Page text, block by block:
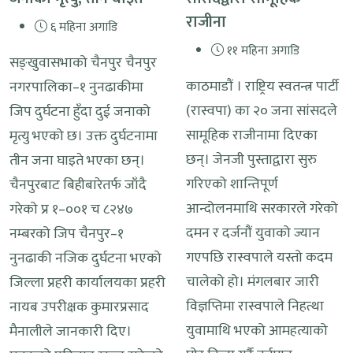
६ महिना अगाडि
सङ्खुवासभाको चैनपुर चैनपुर
नगरपालिका–१ नुनढाकीमा
जिप दुर्घटना हुँदा दुई जनाको
मृत्यु भएको छ। उक्त दुर्घटनामा
तीन जना घाइते भएका छन्।
चैनपुरबाट बिहीबारेतर्फ जाँदै
गरेको प्र १–००१ च ८२४७
नम्बरको जिप चैनपुर–१
नुनढाकी नजिक दुर्घटना भएको
जिल्ला प्रहरी कार्यालयका प्रहरी
नायब उपरीक्षक कुमारप्रसाद
मैनालीले जानकारी दिए।
राजीना
११ महिना अगाडि
काठमाडौं । राष्ट्रिय स्वतन्त्र पार्टी
(रास्वपा) का २० जना सांसदले
सामूहिक राजीनामा दिएका
छन्। जेनजी पुस्ताद्वारा सुरु
गरिएको शान्तिपूर्ण
आन्दोलनमाथि सरकारले गरेको
दमन र दर्जनौं युवाको ज्यान
गएपछि रास्वपाले यस्तो कदम
चालेको हो। मंगलबार जारी
विज्ञप्तिमा रास्वपाले निहत्था
युवामाथि भएको आमहत्याको